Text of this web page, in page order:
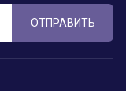
ОТПРАВИТЬ